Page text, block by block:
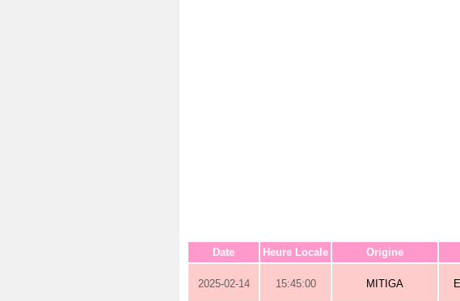
Date Heure Locale Origine
2025-02-14 15:45:00 MITIGA